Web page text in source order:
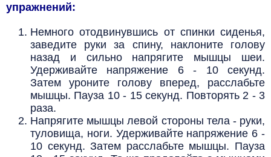
упражнений:
Немного отодвинувшись от спинки сиденья,
заведите руки за спину, наклоните голову
назад и сильно напрягите мышцы шеи.
Удерживайте напряжение 6 - 10 секунд.
Затем уроните голову вперед, расслабьте
мышцы. Пауза 10 - 15 секунд. Повторять 2 - 3
раза.
Напрягите мышцы левой стороны тела - руки,
туловища, ноги. Удерживайте напряжение 6 -
10 секунд. Затем расслабьте мышцы. Пауза